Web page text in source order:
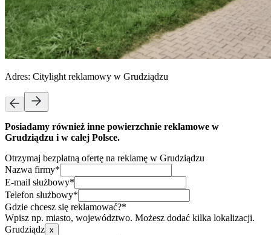
Adres: Citylight reklamowy w Grudziądzu
Posiadamy również inne powierzchnie reklamowe w
Grudziądzu i w całej Polsce.
Otrzymaj bezpłatną ofertę na reklamę w Grudziądzu
Nazwa firmy*
E-mail służbowy*
Telefon służbowy*
Gdzie chcesz się reklamować?*
Wpisz np. miasto, województwo. Możesz dodać kilka lokalizacji.
Grudziądz x